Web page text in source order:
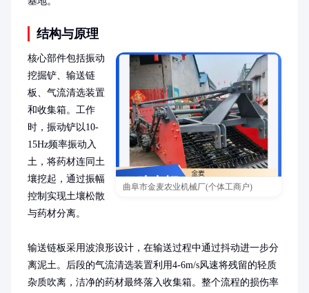
结构与原理
曲阜市金麦农业机械厂(个体工商户)
核心部件包括振动
挖掘铲、输送链
板、气流清选装置
和收集箱。工作
时，振动铲以10-
15Hz频率振动入
土，将药材连同土
壤挖起，通过振幅
控制实现土壤松散
与药材分离。
输送链板采用波浪形设计，在输送过程中通过抖动进一步分
离泥土。后段的气流清选装置利用4-6m/s风速将残留的轻质
杂质吹离，洁净的药材最终落入收集箱。整个流程的损伤率